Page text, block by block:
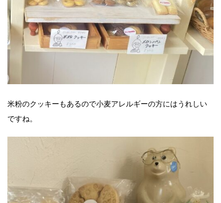
米粉のクッキーもあるので小麦アレルギーの方にはうれしい
ですね。